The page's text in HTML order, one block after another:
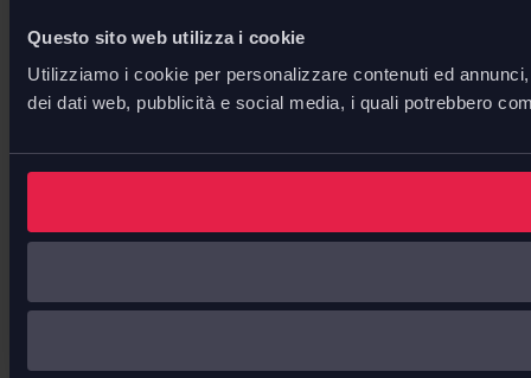
Questo sito web utilizza i cookie
Utilizziamo i cookie per personalizzare contenuti ed
dei dati web, pubblicità e social media, i quali potrebbero